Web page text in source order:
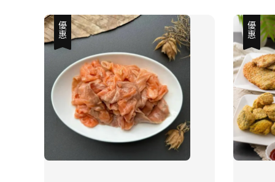
優惠 優惠